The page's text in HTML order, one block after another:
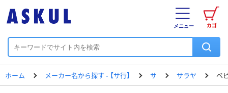
カゴ
メニュー
ホーム メーカー名から探す - 【サ行】 サ サラヤ ベ